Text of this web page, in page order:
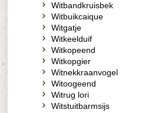
Witbandkruisbek
Witbuikcaique
Witgatje
Witkeelduif
Witkopeend
Witkopgier
Witnekkraanvogel
Witoogeend
Witrug lori
Witstuitbarmsijs